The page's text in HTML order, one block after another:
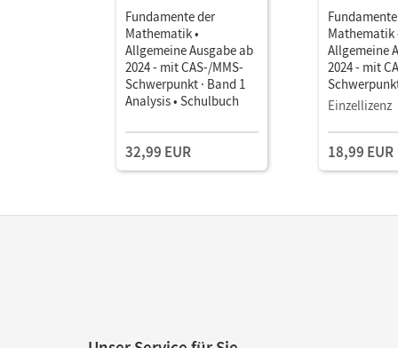
Fundamente der
Mathematik •
Allgemeine Ausgabe ab
2024 - mit CAS-/MMS-
Schwerpunkt · Band 1
Analysis • Schulbuch
32,99 EUR
Mathematik
Allgemeine
2024 - mit
Analysis •
Medien
Einzellizenz
18,99 EUR